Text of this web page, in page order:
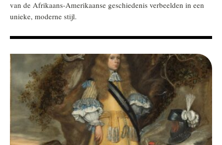
van de Afrikaans-Amerikaanse geschiedenis verbeelden in een
unieke, moderne stijl.